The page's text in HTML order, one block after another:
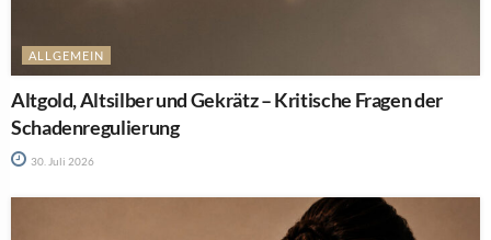
ALLGEMEIN
Altgold, Altsilber und Gekrätz – Kritische Fragen der
Schadenregulierung
30. Juli 2026